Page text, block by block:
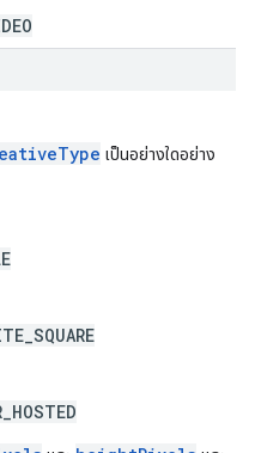
เป็นอย่างใดอย่าง